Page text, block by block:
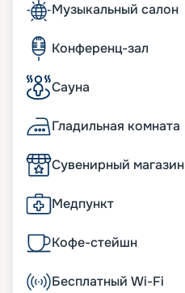
Музыкальный салон
Конференц-зал
Сауна
Гладильная комната
Сувенирный магазин
Медпункт
Кофе-стейшн
Бесплатный Wi-Fi